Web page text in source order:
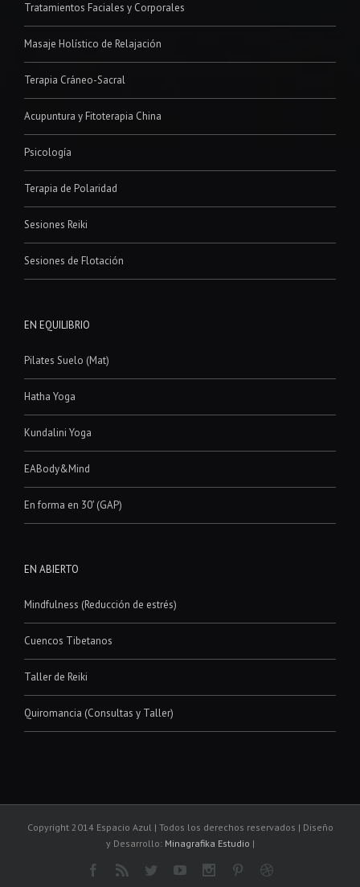
Tratamientos Faciales y Corporales
Masaje Holístico de Relajación
Terapia Cráneo-Sacral
Acupuntura y Fitoterapia China
Psicología
Terapia de Polaridad
Sesiones Reiki
Sesiones de Flotación
EN EQUILIBRIO
Pilates Suelo (Mat)
Hatha Yoga
Kundalini Yoga
EABody&Mind
En forma en 30′ (GAP)
EN ABIERTO
Mindfulness (Reducción de estrés)
Cuencos Tibetanos
Taller de Reiki
Quiromancia (Consultas y Taller)
Copyright 2014 Espacio Azul | Todos los derechos reservados | Diseño
y Desarrollo: Minagrafika Estudio |